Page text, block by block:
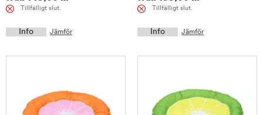
Tillfälligt slut.
Info Jämför
Tillfälligt slut.
Info Jämför